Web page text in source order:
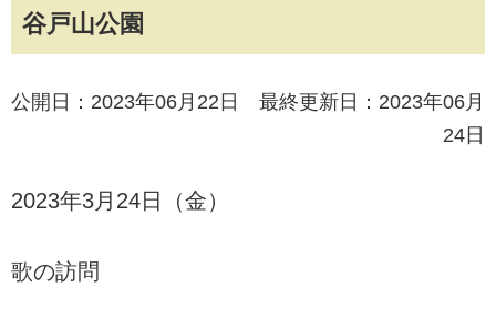
谷戸山公園
公開日：2023年06月22日 最終更新日：2023年06月
24日
2023年3月24日（金）
歌の訪問